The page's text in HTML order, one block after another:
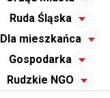
Ruda Śląska
Dla mieszkańca
Gospodarka
Rudzkie NGO